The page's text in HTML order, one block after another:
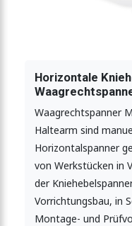
Horizontale
Waagrechtspanner
Haltearm sind
Horizontalspanner
von Werkstücken in
der
Vorrichtungsbau, in
Montage- und